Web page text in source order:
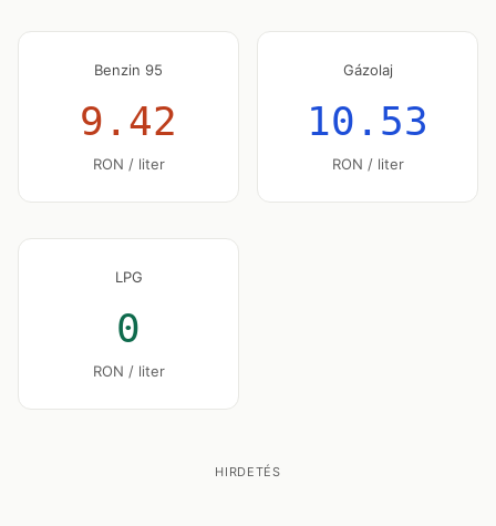
Benzin 95
9.42
RON / liter
Gázolaj
10.53
RON / liter
LPG
0
RON / liter
HIRDETÉS